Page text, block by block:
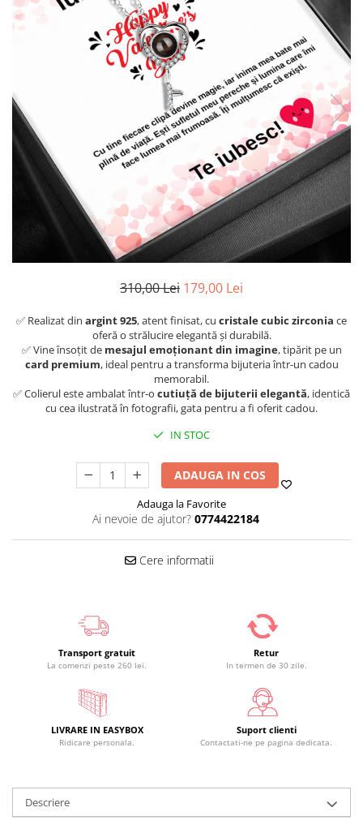
310,00 Lei 179,00 Lei
✅ Realizat din argint 925, atent finisat, cu cristale cubic zirconia ce
oferă o strălucire elegantă și durabilă.
✅ Vine însoțit de mesajul emoționant din imagine, tipărit pe un
card premium, ideal pentru a transforma bijuteria într-un cadou
memorabil.
✅ Colierul este ambalat într-o cutiuță de bijuterii elegantă, identică
cu cea ilustrată în fotografii, gata pentru a fi oferit cadou.
IN STOC
ADAUGA IN COS
Adauga la Favorite
Ai nevoie de ajutor? 0774422184
Cere informatii
Transport gratuit
La comenzi peste 260 lei.
Retur
In termen de 30 zile.
LIVRARE IN EASYBOX
Ridicare personala.
Suport clienti
Contactati-ne pe pagina dedicata.
Descriere